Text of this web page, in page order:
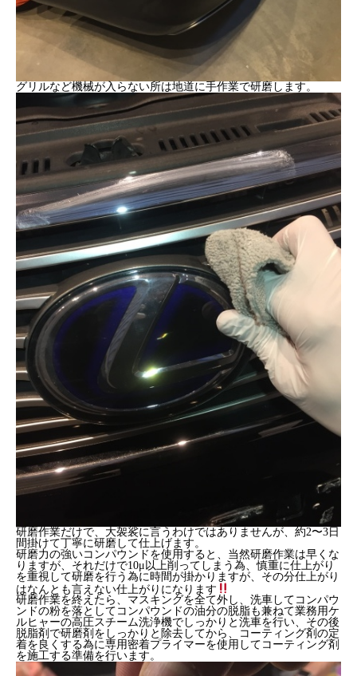
グリルなど機械が入らない所は地道に手作業で研磨します。
研磨作業だけで、大袈裟に言うわけではありませんが、約2〜3日
間掛けて丁寧に研磨して仕上げます。
研磨力の強いコンパウンドを使用すると、当然研磨作業は早くな
りますが、それだけで10μ以上削ってしまう為、慎重に仕上がり
を重視して研磨を行う為に時間が掛かりますが、その分仕上がり
はなんとも言えない仕上がりになります
研磨作業を終えたら、マスキングを全て外し、洗車してコンパウ
ンドの粉を落としてコンパウンドの油分の脱脂も兼ねて業務用ケ
ルヒャーの高圧スチーム洗浄機でしっかりと洗車を行い、その後
脱脂剤で研磨剤をしっかりと除去してから、コーティング剤の定
着を良くする為に専用密着プライマーを使用してコーティング剤
を施工する準備を行います。